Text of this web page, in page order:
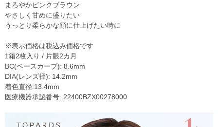
まろやかピンクブラウン
やさしく甘めに盛りたい
うっとり柔らかな顔に仕上げたい時に
※表示価格は税込み価格です
1箱2枚入り / 片眼2カ月
BC(ベースカーブ): 8.6mm
DIA(レンズ径): 14.2mm
着色直径:13.4mm
医療機器承認番号: 22400BZX00278000